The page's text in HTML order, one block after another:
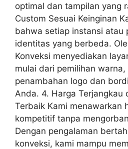
optimal dan tampilan yang
Custom Sesuai Keinginan
bahwa setiap instansi atau
identitas yang berbeda.
Konveksi menyediakan
mulai dari pemilihan
penambahan logo dan
Anda. 4. Harga Terjangkau
Terbaik Kami menawarkan
kompetitif tanpa
Dengan pengalaman
konveksi, kami mampu